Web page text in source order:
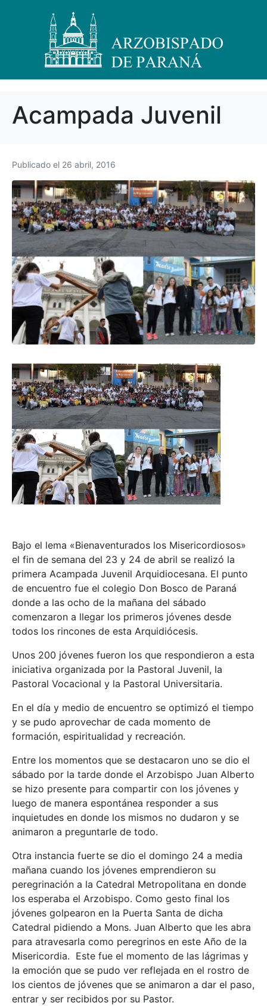
Acampada Juvenil
Publicado el 26 abril, 2016
Bajo el lema «Bienaventurados los Misericordiosos»
el fin de semana del 23 y 24 de abril se realizó la
primera Acampada Juvenil Arquidiocesana. El punto
de encuentro fue el colegio Don Bosco de Paraná
donde a las ocho de la mañana del sábado
comenzaron a llegar los primeros jóvenes desde
todos los rincones de esta Arquidiócesis.
Unos 200 jóvenes fueron los que respondieron a esta
iniciativa organizada por la Pastoral Juvenil, la
Pastoral Vocacional y la Pastoral Universitaria.
En el día y medio de encuentro se optimizó el tiempo
y se pudo aprovechar de cada momento de
formación, espiritualidad y recreación.
Entre los momentos que se destacaron uno se dio el
sábado por la tarde donde el Arzobispo Juan Alberto
se hizo presente para compartir con los jóvenes y
luego de manera espontánea responder a sus
inquietudes en donde los mismos no dudaron y se
animaron a preguntarle de todo.
Otra instancia fuerte se dio el domingo 24 a media
mañana cuando los jóvenes emprendieron su
peregrinación a la Catedral Metropolitana en donde
los esperaba el Arzobispo. Como gesto final los
jóvenes golpearon en la Puerta Santa de dicha
Catedral pidiendo a Mons. Juan Alberto que les abra
para atravesarla como peregrinos en este Año de la
Misericordia. Este fue el momento de las lágrimas y
la emoción que se pudo ver reflejada en el rostro de
los cientos de jóvenes que se animaron a dar el paso,
entrar y ser recibidos por su Pastor.